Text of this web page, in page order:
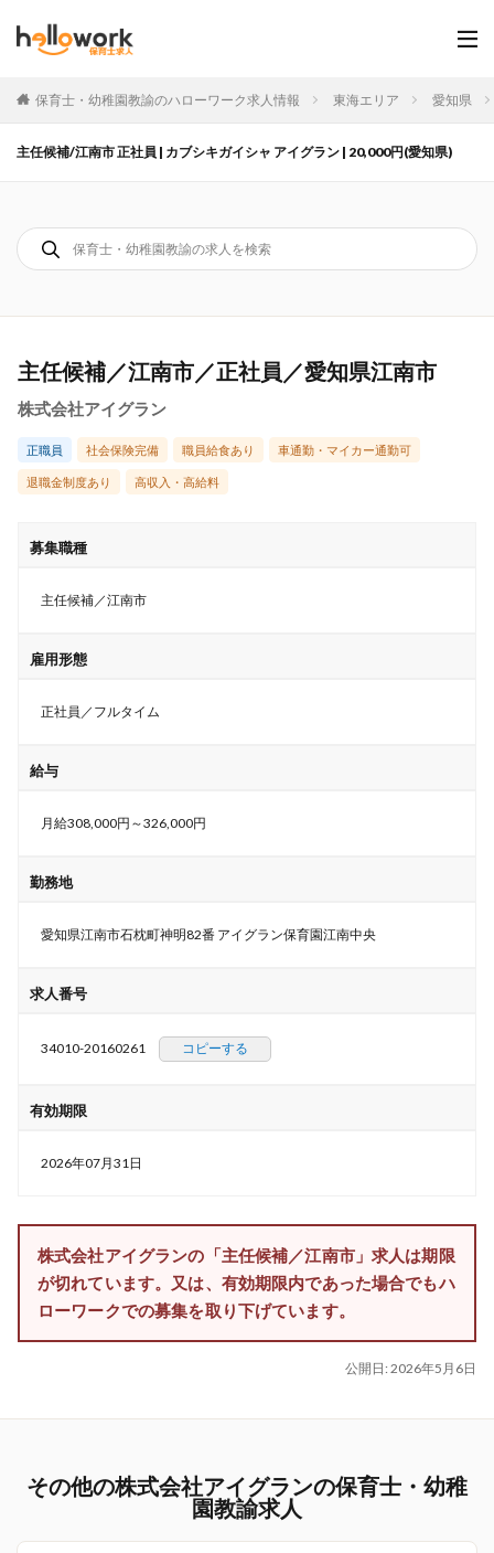
保育士・幼稚園教諭のハローワーク求人情報 東海エリア 愛知県
主任候補/江南市 正社員 | カブシキガイシャ アイグラン | 20,000円(愛知県)
主任候補／江南市／正社員／愛知県江南市
株式会社アイグラン
正職員 社会保険完備 職員給食あり 車通勤・マイカー通勤可
退職金制度あり 高収入・高給料
募集職種
主任候補／江南市
雇用形態
正社員／フルタイム
給与
月給308,000円～326,000円
勤務地
愛知県江南市石枕町神明82番 アイグラン保育園江南中央
求人番号
34010-20160261 コピーする
有効期限
2026年07月31日
株式会社アイグランの「主任候補／江南市」求人は期限
が切れています。又は、有効期限内であった場合でもハ
ローワークでの募集を取り下げています。
公開日: 2026年5月6日
その他の株式会社アイグランの保育士・幼稚
園教諭求人